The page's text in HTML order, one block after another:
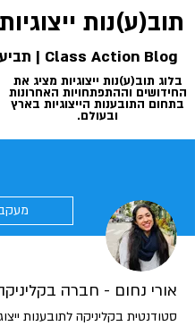
תוב(ע)נות ייצוגיות
בלוג תוב(ע)נות ייצוגיות מציג את
החידושים וההתפתחויות האחרונות
בתחום התובענות הייצוגיות בארץ
ובעולם.
Class Action Blog | תביעות ייצוגיות
סטודנטית בקליניקה לתובענות